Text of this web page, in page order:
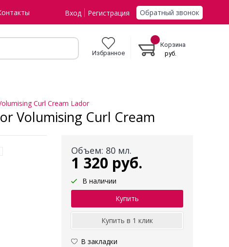
Вход Регистрация Обратный звонок
Избранное
Корзина
руб.
Curl Cream Lador
Volumising Curl Cream
Объем: 80 мл.
1 320 руб.
В наличии
В закладки